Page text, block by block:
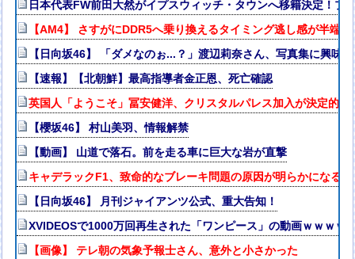
日本代表FW前田大然がイプスウィッチ・タウンへ移籍決定！プ
【AM4】 さすがにDDR5へ乗り換えるタイミング逃し感が半端な
【日向坂46】 「ダメなのぉ...？」渡辺莉奈さん、写真集に興味
【速報】【北朝鮮】最高指導者金正恩、死亡確認
英国人「ようこそ」冨安健洋、クリスタルパレス加入が決定的
【櫻坂46】 村山美羽、情報解禁
【動画】 山道で落石。前を走る車に巨大な岩が直撃
キャデラックF1、致命的なブレーキ問題の原因が明らかになる
【日向坂46】 月刊ジャイアンツ公式、重大告知！
XVIDEOSで1000万回再生された「ワンピース」の動画ｗｗｗｗ
【画像】 テレ朝の気象予報士さん、意外と小さかった